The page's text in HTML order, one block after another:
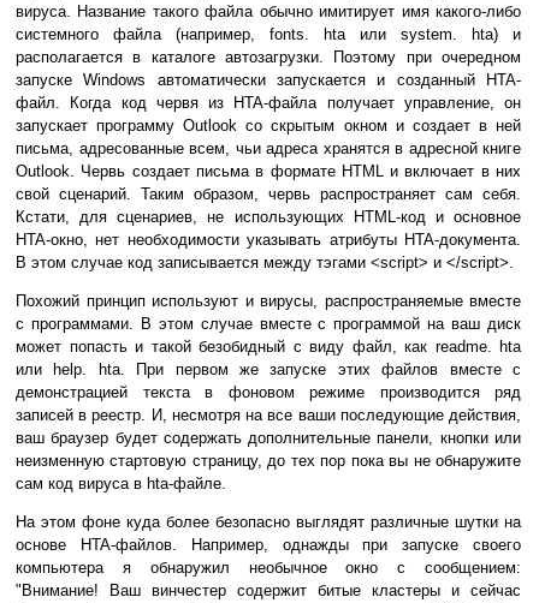
вируса. Название такого файла обычно имитирует имя какого-либо
системного файла (например, fonts. hta или system. hta) и
располагается в каталоге автозагрузки. Поэтому при очередном
запуске Windows автоматически запускается и созданный HTA-
файл. Когда код червя из HTA-файла получает управление, он
запускает программу Outlook со скрытым окном и создает в ней
письма, адресованные всем, чьи адреса хранятся в адресной книге
Outlook. Червь создает письма в формате HTML и включает в них
свой сценарий. Таким образом, червь распространяет сам себя.
Кстати, для сценариев, не использующих HTML-код и основное
HTA-окно, нет необходимости указывать атрибуты HTA-документа.
В этом случае код записывается между тэгами <script> и </script>.
Похожий принцип используют и вирусы, распространяемые вместе
с программами. В этом случае вместе с программой на ваш диск
может попасть и такой безобидный с виду файл, как readme. hta
или help. hta. При первом же запуске этих файлов вместе с
демонстрацией текста в фоновом режиме производится ряд
записей в реестр. И, несмотря на все ваши последующие действия,
ваш браузер будет содержать дополнительные панели, кнопки или
неизменную стартовую страницу, до тех пор пока вы не обнаружите
сам код вируса в hta-файле.
На этом фоне куда более безопасно выглядят различные шутки на
основе HTA-файлов. Например, однажды при запуске своего
компьютера я обнаружил необычное окно с сообщением:
"Внимание! Ваш винчестер содержит битые кластеры и сейчас